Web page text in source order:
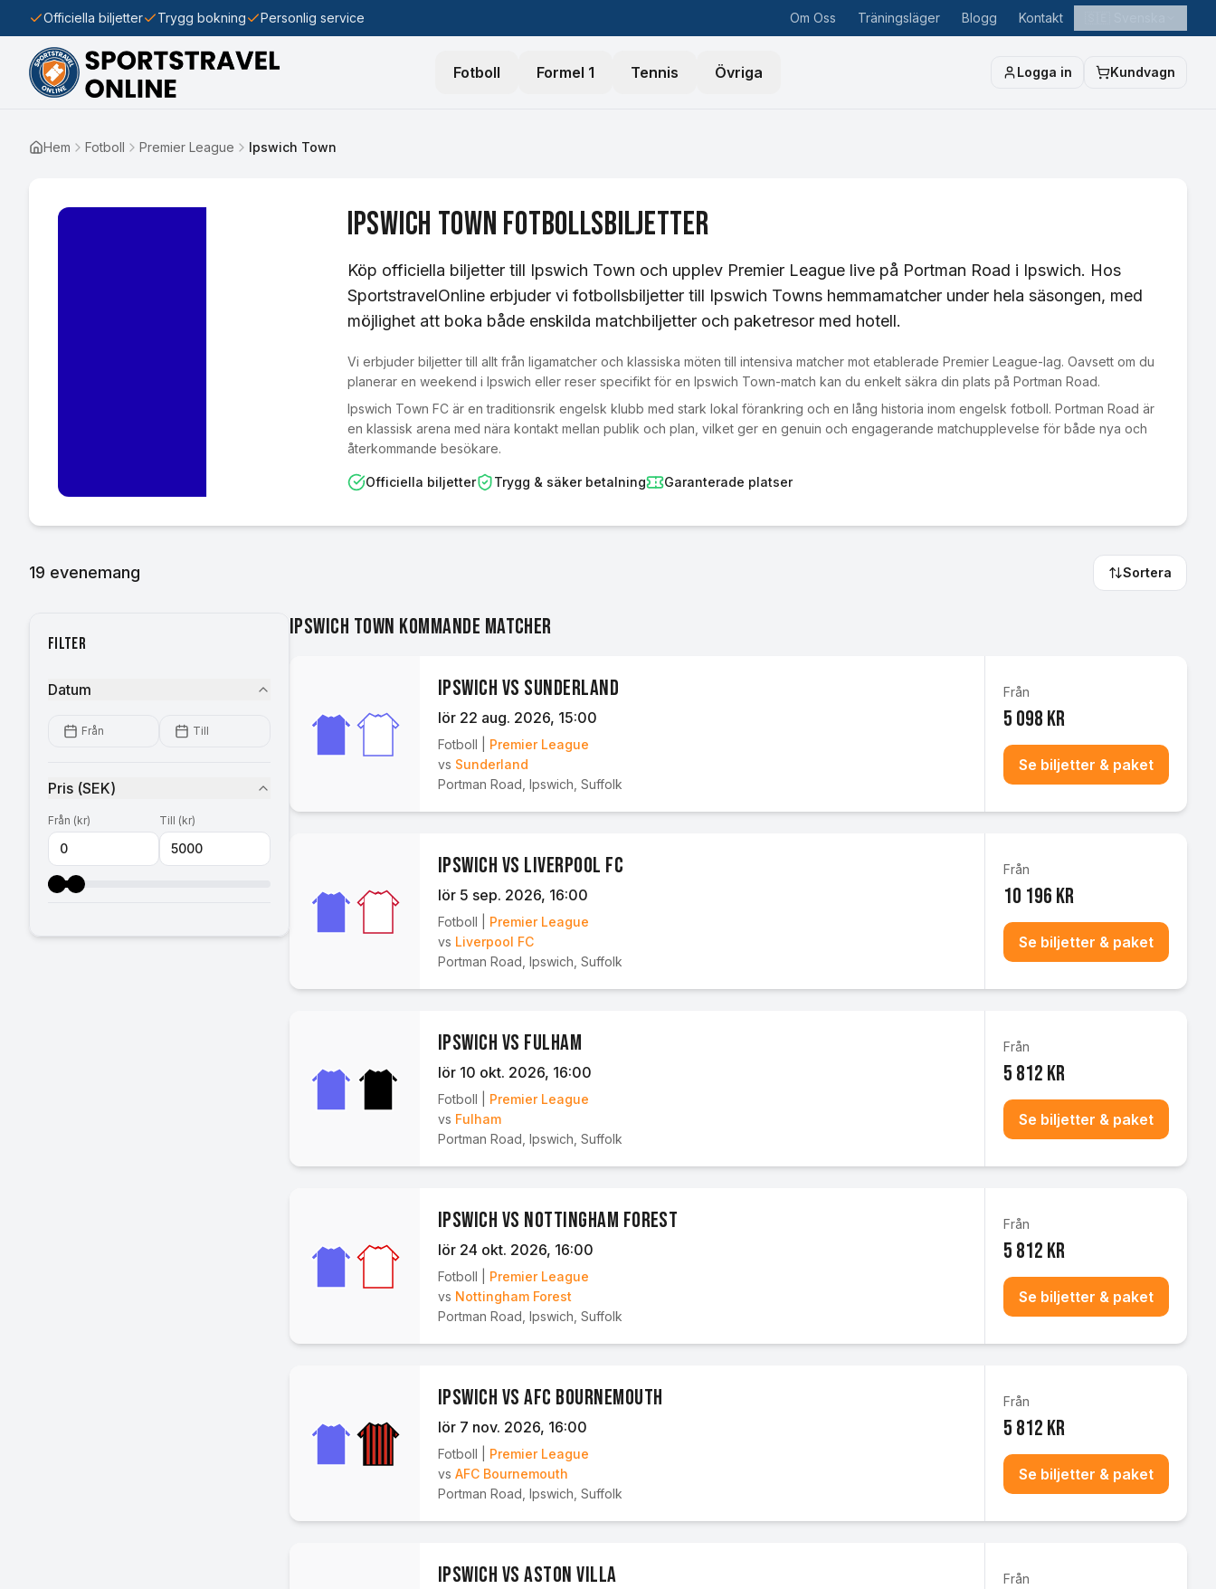
Officiella biljetter Trygg bokning Personlig service Om Oss Träningsläger Blogg Kontakt
Fotboll Formel 1 Tennis Övriga Logga in Kundvagn
Hem Fotboll Premier League Ipswich Town
Ipswich Town Fotbollsbiljetter
Köp officiella biljetter till Ipswich Town och upplev Premier League live på Portman Road i Ipswich. Hos
SportstravelOnline erbjuder vi fotbollsbiljetter till Ipswich Towns hemmamatcher under hela säsongen, med
möjlighet att boka både enskilda matchbiljetter och paketresor med hotell.
Vi erbjuder biljetter till allt från ligamatcher och klassiska möten till intensiva matcher mot etablerade Premier League-lag. Oavsett om du
planerar en weekend i Ipswich eller reser specifikt för en Ipswich Town-match kan du enkelt säkra din plats på Portman Road.
Ipswich Town FC är en traditionsrik engelsk klubb med stark lokal förankring och en lång historia inom engelsk fotboll. Portman Road är
en klassisk arena med nära kontakt mellan publik och plan, vilket ger en genuin och engagerande matchupplevelse för både nya och
återkommande besökare.
Officiella biljetter Trygg & säker betalning Garanterade platser
19 evenemang Sortera
Filter
Datum
Från Till
Pris (SEK)
Från (kr) Till (kr)
Ipswich Town kommande matcher
Ipswich vs Sunderland
lör 22 aug. 2026, 15:00
Fotboll
Premier League
vs Sunderland
Portman Road Ipswich, Suffolk
Från
5 098 kr
Se biljetter & paket
Ipswich vs Liverpool FC
lör 5 sep. 2026, 16:00
Fotboll
Premier League
vs Liverpool FC
Portman Road Ipswich, Suffolk
Från
10 196 kr
Se biljetter & paket
Ipswich vs Fulham
lör 10 okt. 2026, 16:00
Fotboll
Premier League
vs Fulham
Portman Road Ipswich, Suffolk
Från
5 812 kr
Se biljetter & paket
Ipswich vs Nottingham Forest
lör 24 okt. 2026, 16:00
Fotboll
Premier League
vs Nottingham Forest
Portman Road Ipswich, Suffolk
Från
5 812 kr
Se biljetter & paket
Ipswich vs AFC Bournemouth
lör 7 nov. 2026, 16:00
Fotboll
Premier League
vs AFC Bournemouth
Portman Road Ipswich, Suffolk
Från
5 812 kr
Se biljetter & paket
Ipswich vs Aston Villa Från